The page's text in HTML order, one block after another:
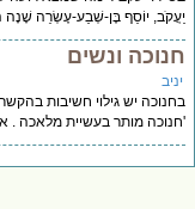
יוֹסֵף בֶּן-שְׁבַע-עֶשְׂרֵה שָׁנָה הָיָ
ונשים
יש גילוי חשיבות בהקשר
מותר בעשיית מלאכה . אך